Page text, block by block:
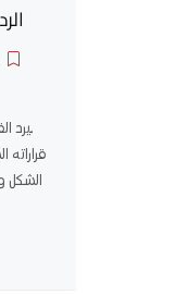
ّيرد
الشكل